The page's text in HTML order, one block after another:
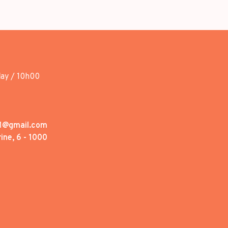
/ 10h00
6 - 1000